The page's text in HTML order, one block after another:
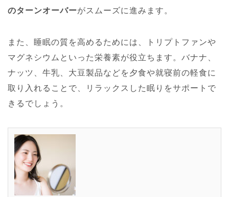
のターンオーバーがスムーズに進みます。
また、睡眠の質を高めるためには、トリプトファンや
マグネシウムといった栄養素が役立ちます。バナナ、
ナッツ、牛乳、大豆製品などを夕食や就寝前の軽食に
取り入れることで、リラックスした眠りをサポートで
きるでしょう。